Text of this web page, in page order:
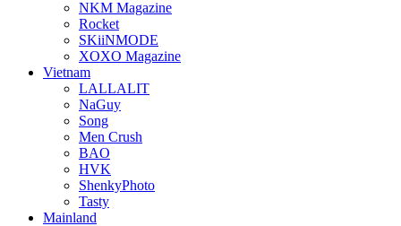
NKM Magazine
Rocket
SKiiNMODE
XOXO Magazine
Vietnam
LALLALIT
NaGuy
Song
Men Crush
BAO
HVK
ShenkyPhoto
Tasty
Mainland